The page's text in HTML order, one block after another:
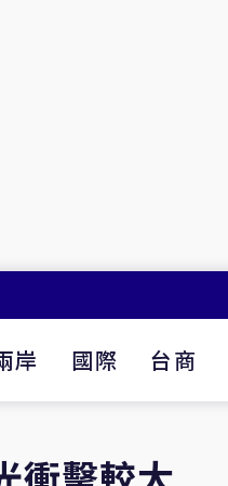
岸 國際 台商